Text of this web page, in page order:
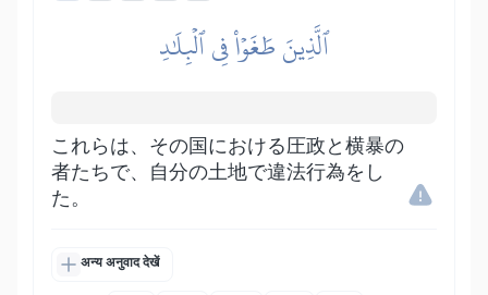
ٱلَّذِينَ طَغَوۡاْ فِي ٱلۡبِلَٰدِ
これらは、その国における圧政と横暴の
者たちで、自分の土地で違法行為をし
た。
अन्य अनुवाद देखें